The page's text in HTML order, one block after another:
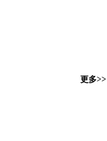
更多>>